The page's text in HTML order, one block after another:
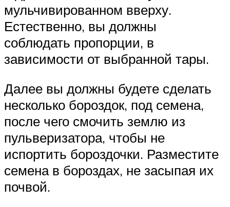
мульчивированном вверху.
Естественно, вы должны
соблюдать пропорции, в
зависимости от выбранной тары.
Далее вы должны будете сделать
несколько бороздок, под семена,
после чего смочить землю из
пульверизатора, чтобы не
испортить бороздочки. Разместите
семена в бороздах, не засыпая их
почвой.